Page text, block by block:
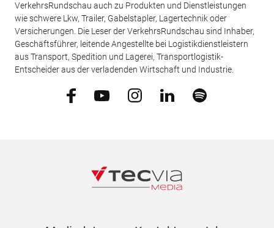
VerkehrsRundschau auch zu Produkten und Dienstleistungen
wie schwere Lkw, Trailer, Gabelstapler, Lagertechnik oder
Versicherungen. Die Leser der VerkehrsRundschau sind Inhaber,
Geschäftsführer, leitende Angestellte bei Logistikdienstleistern
aus Transport, Spedition und Lagerei, Transportlogistik-
Entscheider aus der verladenden Wirtschaft und Industrie.